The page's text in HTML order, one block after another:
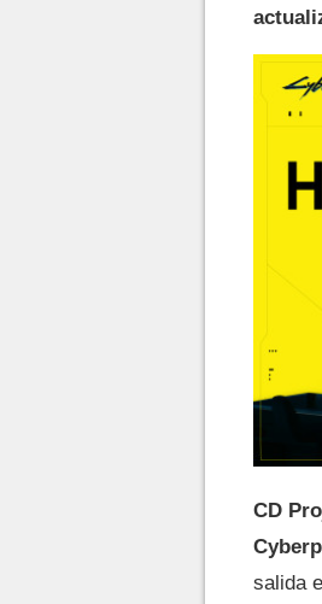
CD
salida